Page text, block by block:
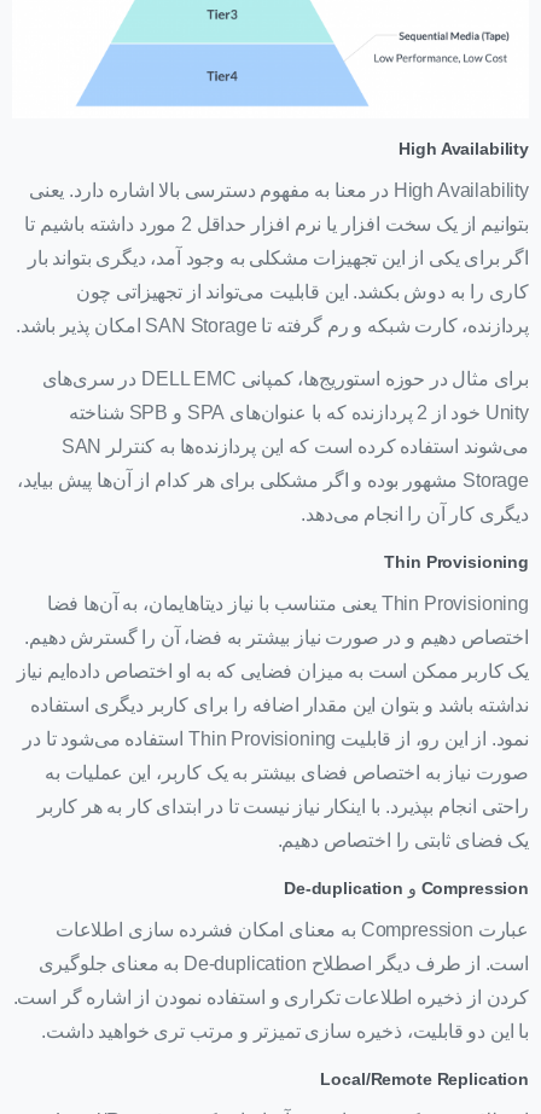
High Availability
High Availability در معنا به مفهوم دسترسی بالا اشاره دارد. یعنی
بتوانیم از یک سخت افزار یا نرم افزار حداقل 2 مورد داشته باشیم تا
اگر برای یکی از این تجهیزات مشکلی به وجود آمد، دیگری بتواند بار
کاری را به دوش بکشد. این قابلیت می‌تواند از تجهیزاتی چون
پردازنده، کارت شبکه و رم گرفته تا SAN Storage امکان پذیر باشد.
برای مثال در حوزه استوریج‌ها، کمپانی DELL EMC در سری‌های
Unity خود از 2 پردازنده که با عنوان‌های SPA و SPB شناخته
می‌شوند استفاده کرده است که این پردازنده‌ها به کنترلر SAN
Storage مشهور بوده و اگر مشکلی برای هر کدام از آن‌ها پیش بیاید،
دیگری کار آن را انجام می‌دهد.
Thin Provisioning
Thin Provisioning یعنی متناسب با نیاز دیتاهایمان، به آن‌ها فضا
اختصاص دهیم و در صورت نیاز بیشتر به فضا، آن را گسترش دهیم.
یک کاربر ممکن است به میزان فضایی که به او اختصاص داده‌ایم نیاز
نداشته باشد و بتوان این مقدار اضافه را برای کاربر دیگری استفاده
نمود. از این رو، از قابلیت Thin Provisioning استفاده می‌شود تا در
صورت نیاز به اختصاص فضای بیشتر به یک کاربر، این عملیات به
راحتی انجام بپذیرد. با اینکار نیاز نیست تا در ابتدای کار به هر کاربر
یک فضای ثابتی را اختصاص دهیم.
Compression و De-duplication
عبارت Compression به معنای امکان فشرده سازی اطلاعات
است. از طرف دیگر اصطلاح De-duplication به معنای جلوگیری
کردن از ذخیره اطلاعات تکراری و استفاده نمودن از اشاره گر است.
با این دو قابلیت، ذخیره سازی تمیزتر و مرتب تری خواهید داشت.
Local/Remote Replication